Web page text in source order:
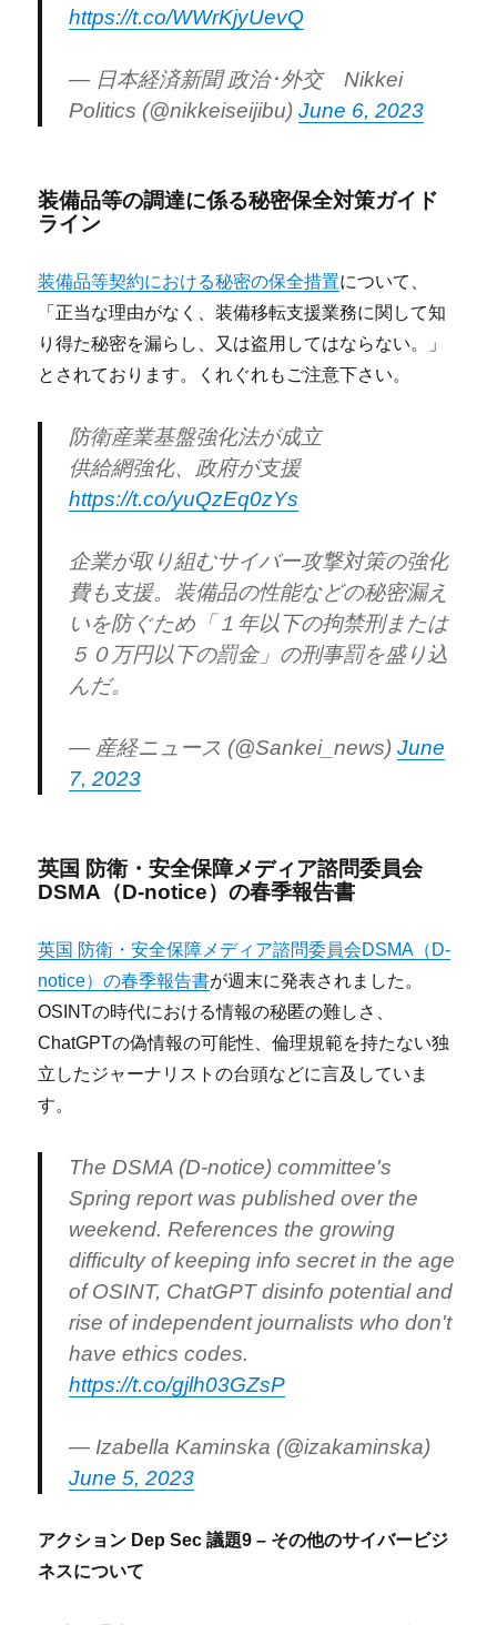
https://t.co/WWrKjyUevQ
— 日本経済新聞 政治･外交 Nikkei
Politics (@nikkeiseijibu)June 6, 2023
装備品等の調達に係る秘密保全対策ガイド
ライン
装備品等契約における秘密の保全措置について、
「正当な理由がなく、装備移転支援業務に関して知
り得た秘密を漏らし、又は盗用してはならない。」
とされております。くれぐれもご注意下さい。
防衛産業基盤強化法が成立
供給網強化、政府が支援
https://t.co/yuQzEq0zYs
企業が取り組むサイバー攻撃対策の強化
費も支援。装備品の性能などの秘密漏え
いを防ぐため「１年以下の拘禁刑または
５０万円以下の罰金」の刑事罰を盛り込
んだ。
— 産経ニュース (@Sankei_news)June
7, 2023
英国 防衛・安全保障メディア諮問委員会
DSMA（D-notice）の春季報告書
英国 防衛・安全保障メディア諮問委員会DSMA（D-
notice）の春季報告書が週末に発表されました。
OSINTの時代における情報の秘匿の難しさ、
ChatGPTの偽情報の可能性、倫理規範を持たない独
立したジャーナリストの台頭などに言及していま
す。
The DSMA (D-notice) committee's
Spring report was published over the
weekend. References the growing
difficulty of keeping info secret in the age
of OSINT, ChatGPT disinfo potential and
rise of independent journalists who don't
have ethics codes.
https://t.co/gjlh03GZsP
— Izabella Kaminska (@izakaminska)
June 5, 2023
アクション Dep Sec 議題9 – その他のサイバービジ
ネスについて